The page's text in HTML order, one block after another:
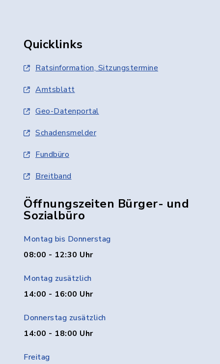
Quicklinks
Ratsinformation, Sitzungstermine
Amtsblatt
Geo-Datenportal
Schadensmelder
Fundbüro
Breitband
Öffnungszeiten Bürger- und
Sozialbüro
Montag bis Donnerstag
08:00 - 12:30 Uhr
Montag zusätzlich
14:00 - 16:00 Uhr
Donnerstag zusätzlich
14:00 - 18:00 Uhr
Freitag